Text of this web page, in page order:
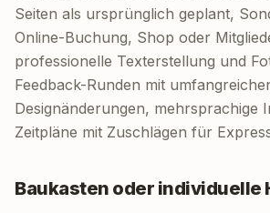
Seiten als ursprünglich geplant,
Online-Buchung, Shop oder
professionelle Texterstellung und
Feedback-Runden mit
Designänderungen, mehrsprachige
Zeitpläne mit Zuschlägen für
Baukasten oder individuelle